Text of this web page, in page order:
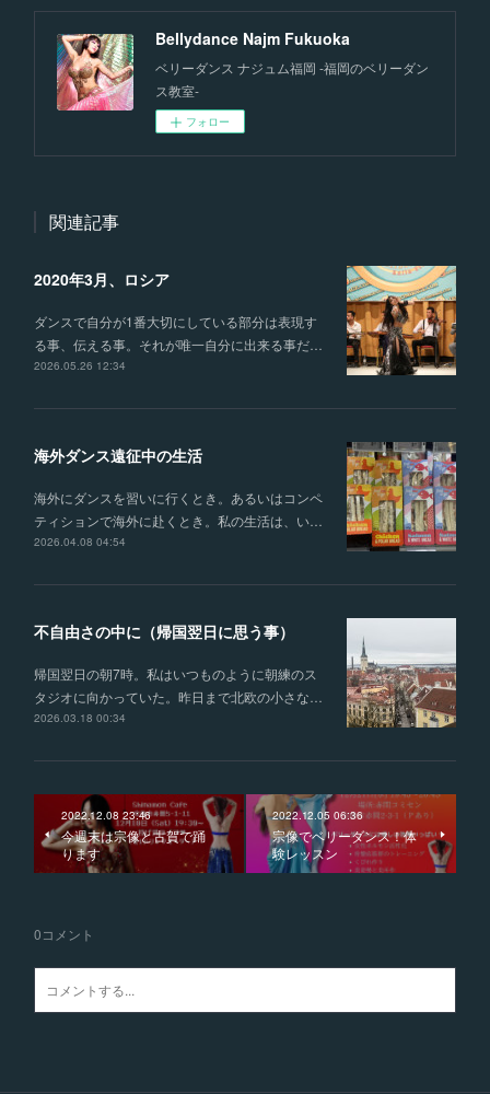
Bellydance Najm Fukuoka
ベリーダンス ナジュム福岡 -福岡のベリーダン
ス教室-
フォロー
関連記事
2020年3月、ロシア
ダンスで自分が1番大切にしている部分は表現す
る事、伝える事。それが唯一自分に出来る事だ…
2026.05.26 12:34
海外ダンス遠征中の生活
海外にダンスを習いに行くとき。あるいはコンペ
ティションで海外に赴くとき。私の生活は、い…
2026.04.08 04:54
不自由さの中に（帰国翌日に思う事）
帰国翌日の朝7時。私はいつものように朝練のス
タジオに向かっていた。昨日まで北欧の小さな…
2026.03.18 00:34
2022.12.08 23:46
今週末は宗像と古賀で踊
ります
2022.12.05 06:36
宗像でベリーダンス！体
験レッスン
0コメント